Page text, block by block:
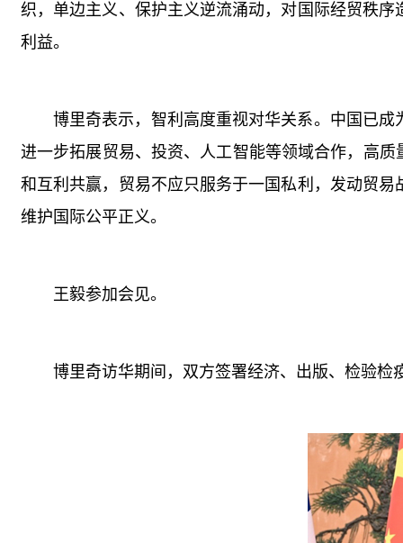
织，单边主义、保护主义逆流涌动，对国际经贸秩
利益。
博里奇表示，智利高度重视对华关系。中国已
进一步拓展贸易、投资、人工智能等领域合作，高
和互利共赢，贸易不应只服务于一国私利，发动贸
维护国际公平正义。
王毅参加会见。
博里奇访华期间，双方签署经济、出版、检验